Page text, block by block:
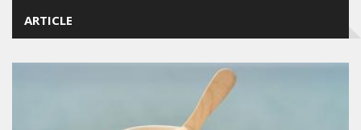
ARTICLE